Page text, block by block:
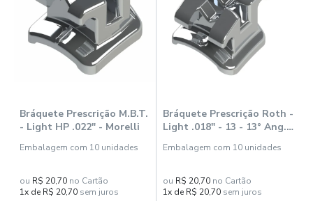
Bráquete Prescrição M.B.T.
- Light HP .022" - Morelli
Embalagem com 10 unidades
ou R$ 20,70 no Cartão
1x de R$ 20,70 sem juros
Bráquete Prescrição Roth -
Light .018" - 13 - 13° Ang. -
Embalagem com 10 unidades
ou R$ 20,70 no Cartão
1x de R$ 20,70 sem juros